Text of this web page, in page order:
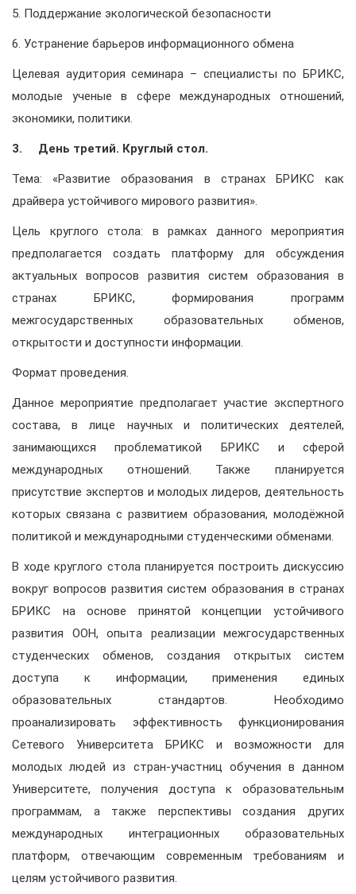
5. Поддержание экологической безопасности
6. Устранение барьеров информационного обмена
Целевая аудитория семинара – специалисты по БРИКС,
молодые ученые в сфере международных отношений,
экономики, политики.
3. День третий. Круглый стол.
Тема: «Развитие образования в странах БРИКС как
драйвера устойчивого мирового развития».
Цель круглого стола: в рамках данного мероприятия
предполагается создать платформу для обсуждения
актуальных вопросов развития систем образования в
странах БРИКС, формирования программ
межгосударственных образовательных обменов,
открытости и доступности информации.
Формат проведения.
Данное мероприятие предполагает участие экспертного
состава, в лице научных и политических деятелей,
занимающихся проблематикой БРИКС и сферой
международных отношений. Также планируется
присутствие экспертов и молодых лидеров, деятельность
которых связана с развитием образования, молодёжной
политикой и международными студенческими обменами.
В ходе круглого стола планируется построить дискуссию
вокруг вопросов развития систем образования в странах
БРИКС на основе принятой концепции устойчивого
развития ООН, опыта реализации межгосударственных
студенческих обменов, создания открытых систем
доступа к информации, применения единых
образовательных стандартов. Необходимо
проанализировать эффективность функционирования
Сетевого Университета БРИКС и возможности для
молодых людей из стран-участниц обучения в данном
Университете, получения доступа к образовательным
программам, а также перспективы создания других
международных интеграционных образовательных
платформ, отвечающим современным требованиям и
целям устойчивого развития.